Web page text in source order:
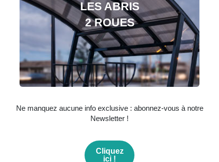
LES ABRIS
2 ROUES
Ne manquez aucune info exclusive : abonnez-vous à notre
Newsletter !
Cliquez
ici !